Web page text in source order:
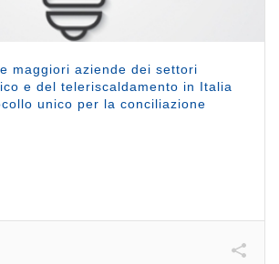
maggiori aziende dei settori
e del teleriscaldamento in Italia
unico per la conciliazione